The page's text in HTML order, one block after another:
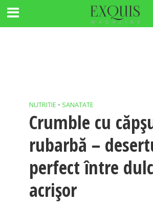
NUTRITIE • SANATATE
Crumble cu
rubarbă –
perfect între
acrișor